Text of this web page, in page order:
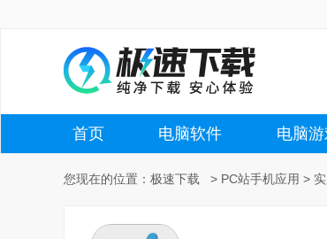
首页 电脑软件 电脑游
您现在的位置： 极速下载 > PC站手机应用 >